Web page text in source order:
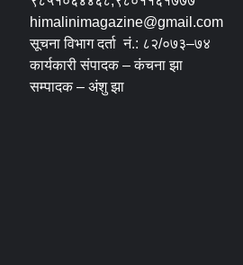
himalinimagazine@gmail.com
सूचना विभाग दर्ता नं.: ८२/०७३–७४
कार्यकारी संपादक – कंचना झा
सम्पादक – अंशु झा